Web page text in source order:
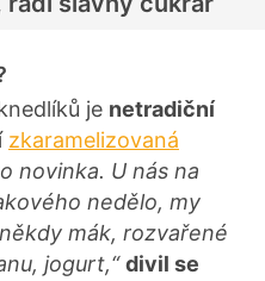
je netradiční
zkaramelizovaná
novinka. U nás na
nedělo, my
mák, rozvařené
jogurt,“ divil se